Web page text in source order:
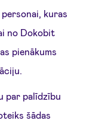
kuras
no Dokobit
pienākums
par palīdzību
šādas